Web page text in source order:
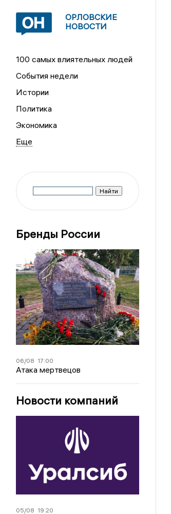
ОРЛОВСКИЕ
НОВОСТИ
100 самых влиятельных людей
События недели
Истории
Политика
Экономика
Бренды России
06/08 17:00
Атака мертвецов
Новости компаний
05/08 19:20